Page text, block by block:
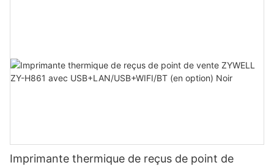
Imprimante thermique de reçus de point de